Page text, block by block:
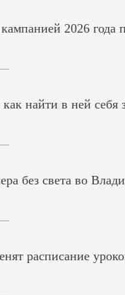
2026 года
найти в ней себя
без света во
расписание